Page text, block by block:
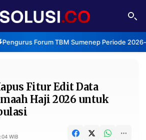
Pengurus Forum TBM Sumenep Periode
TENTANG
IKLAN
Fitur Edit Data
Haji 2026 untuk
WIB